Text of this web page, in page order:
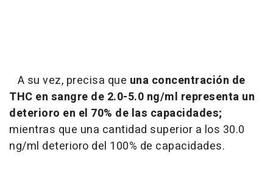
A su vez, precisa que una concentración de
THC en sangre de 2.0-5.0 ng/ml representa un
deterioro en el 70% de las capacidades;
mientras que una cantidad superior a los 30.0
ng/ml deterioro del 100% de capacidades.